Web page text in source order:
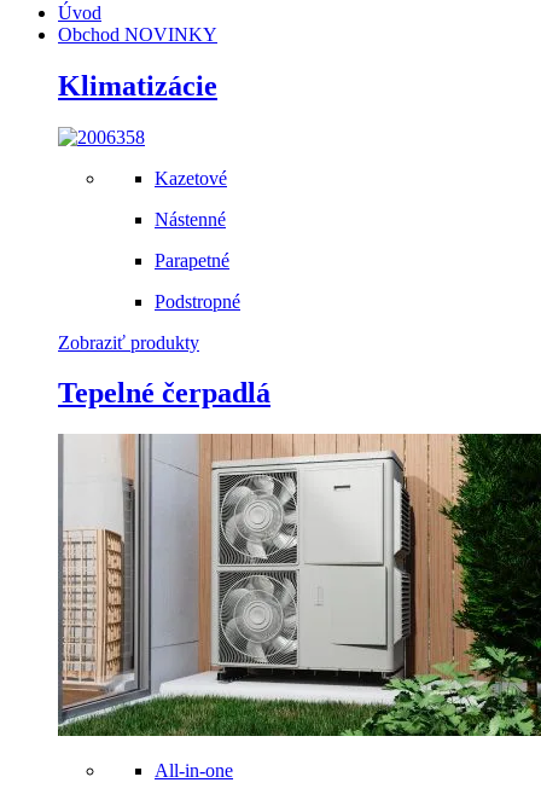
Úvod
Obchod NOVINKY
Klimatizácie
Kazetové
Nástenné
Parapetné
Podstropné
Zobraziť produkty
Tepelné čerpadlá
All-in-one